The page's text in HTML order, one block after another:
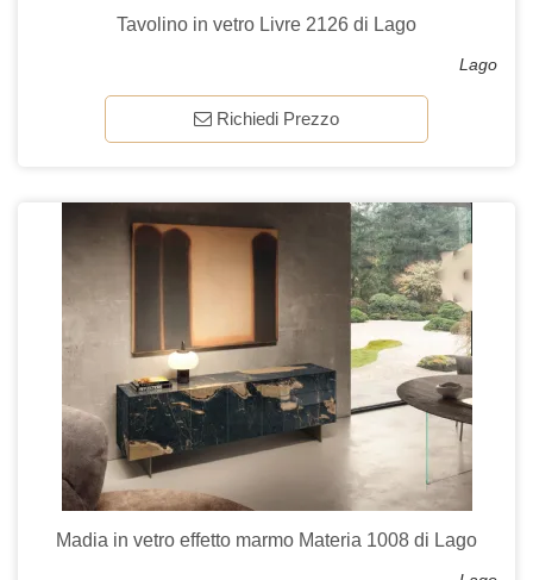
Tavolino in vetro Livre 2126 di Lago
Lago
Richiedi Prezzo
Madia in vetro effetto marmo Materia 1008 di Lago